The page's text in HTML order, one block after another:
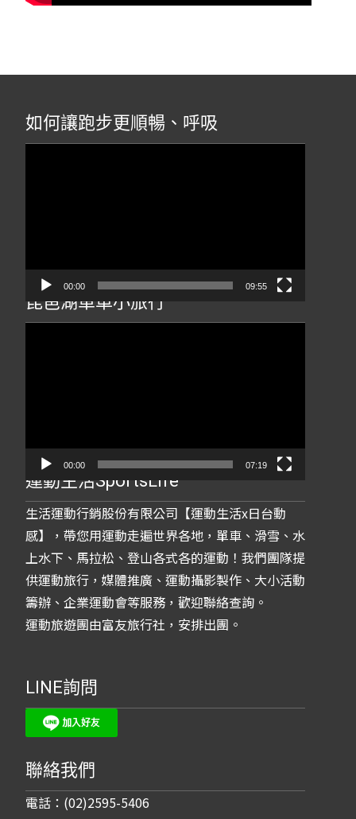
如何讓跑步更順暢、呼吸
00:00 09:55
琵琶湖單車小旅行
00:00 07:19
運動生活SportsLife
生活運動行銷股份有限公司【運動生活x日台動
感】，帶您用運動走遍世界各地，單車、滑雪、水
上水下、馬拉松、登山各式各的運動！我們團隊提
供運動旅行，媒體推廣、運動攝影製作、大小活動
籌辦、企業運動會等服務，歡迎聯絡查詢。
運動旅遊團由富友旅行社，安排出團。
LINE詢問
聯絡我們
電話：(02)2595-5406